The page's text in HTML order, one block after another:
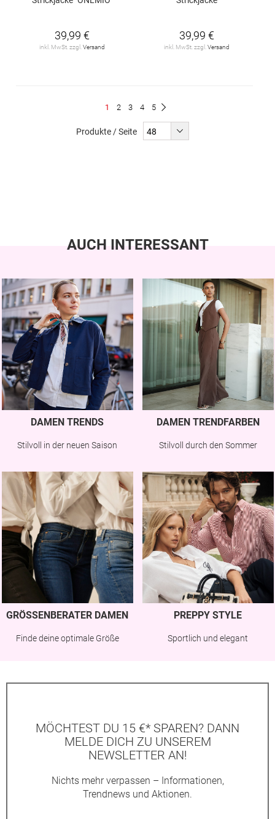
39,99 €
inkl. MwSt. zzgl. Versand
39,99 €
inkl. MwSt. zzgl. Versand
Du
1 Seite
2 Seite
3 Seite
4 Seite
5
Produkte / Seite
AUCH INTERESSANT
DAMEN TRENDS
Stilvoll in der neuen Saison
DAMEN TRENDFARBEN
Stilvoll durch den Sommer
GRÖSSENBERATER DAMEN
Finde deine optimale Größe
PREPPY STYLE
Sportlich und elegant
MÖCHTEST DU 15 €* SPAREN? DANN
MELDE DICH ZU UNSEREM
NEWSLETTER AN!
Nichts mehr verpassen – Informationen,
Trendnews und Aktionen.